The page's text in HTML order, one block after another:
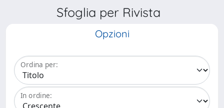
Sfoglia per Rivista
Opzioni
Ordina per:
In ordine: